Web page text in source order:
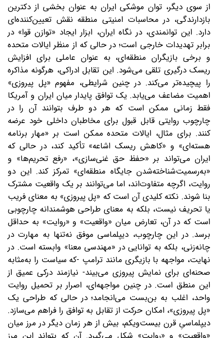
از سوی دیگر، توان موشکی ایران به‌ عنوان بخشی از دکترین
بازدارندگی، در محاسبات امنیتی منطقه نقش تعیین‌کننده‌ای
دارد. این توانمندی، در نگاه ایران، ابزار ایجاد «توازن قوا» در
برابر تهدیدات خارجی است؛ در حالی که از منظر ایالات متحده
و برخی بازیگران منطقه‌ای، به‌ عنوان عاملی برای افزایش
ریسک درگیری تلقی می‌شود. این تقابل ادراکی، هرگونه مذاکره
را پیچیده‌تر می‌کند. در چنین شرایطی، مفهوم «پل پیروزی»
اهمیت مضاعف می‌یابد. یک توافق پایدار میان ایران و آمریکا
فقط زمانی ممکن است که هر دو طرف بتوانند آن را در
چارچوب روایتی قابل‌ قبول برای مخاطبان داخلی خود عرضه
کنند. برای مثال، ایالات متحده ممکن است بر «مهار برنامه
هسته‌ای» و «کاهش ریسک اشاعه» تأکید کند، در حالی که
ایران می‌تواند بر «حفظ حق غنی‌سازی»، «رفع تحریم‌ها» و
«به‌رسمیت‌شناخته‌شدن جایگاه منطقه‌ای» تمرکز کند. این دو
روایت، اگرچه متفاوت‌اند، اما می‌توانند بر یک واقعیت مشترک
بنا شوند. نکته کلیدی آن است که «پل پیروزی» به معنای فریب
یا تحریف نیست، بلکه به معنای طراحی هوشمندانه چارچوبی
است که در آن، تعارض میان «واقعیت» و «روایت» به حداقل
برسد. در این چارچوب، دیپلماسی موفق نه‌تنها به مهارت در
چانه‌زنی، بلکه به توانایی در «مهندسی معنا» وابسته است. در
نهایت، مواجهه با بازیگری مانند ترامپ -که سیاست را به‌مثابه
صحنه‌ای برای نمایش پیروزی می‌بیند- نیازمند درکی عمیق از
این منطق است. در چنین مواجهه‌ای، اصرار بر تحمیل روایت
واحد، اغلب به بن‌بست می‌انجامد؛ در حالی که طراحی یک
«پل پیروزی»، امکان حرکت از تقابل به توافق را فراهم می‌سازد.
دیپلماسیِ قرن بیست‌ویکم، بیش از هر زمان دیگر در مرز میان